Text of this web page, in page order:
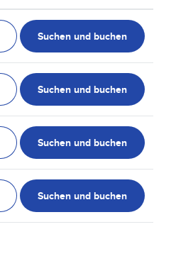
Suchen und buchen
Suchen und buchen
Suchen und buchen
Suchen und buchen